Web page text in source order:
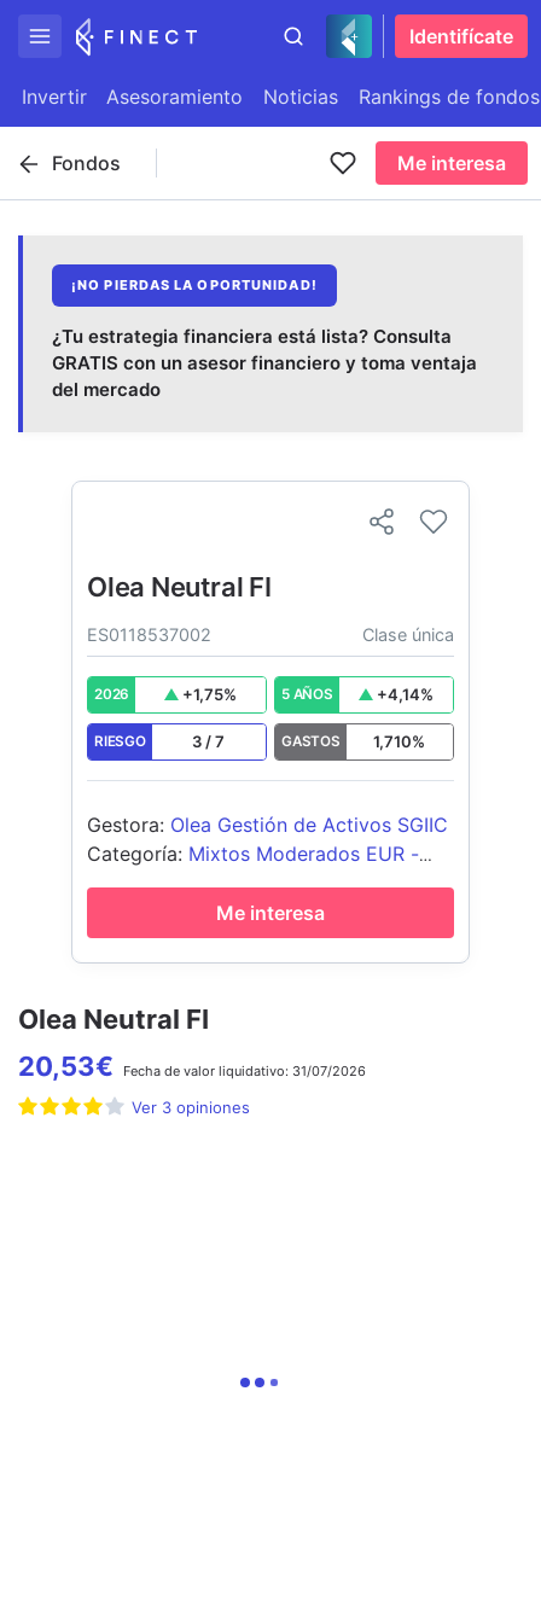
Identifícate
Invertir Asesoramiento Noticias Rankings de fondos
Fondos Me interesa
¡NO PIERDAS LA OPORTUNIDAD!
¿Tu estrategia financiera está lista? Consulta
GRATIS con un asesor financiero y toma ventaja
del mercado
Olea Neutral FI
20,53€ Fecha de valor liquidativo: 31/07/2026
Ver 3 opiniones
Olea Neutral FI
ES0118537002 Clase única
2026 +1,75% 5 AÑOS +4,14%
RIESGO 3 /7 GASTOS 1,710%
Gestora: Olea Gestión de Activos SGIIC
Categoría: Mixtos Moderados EUR -
Global
Me interesa